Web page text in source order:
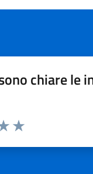
chiare le
la pagina